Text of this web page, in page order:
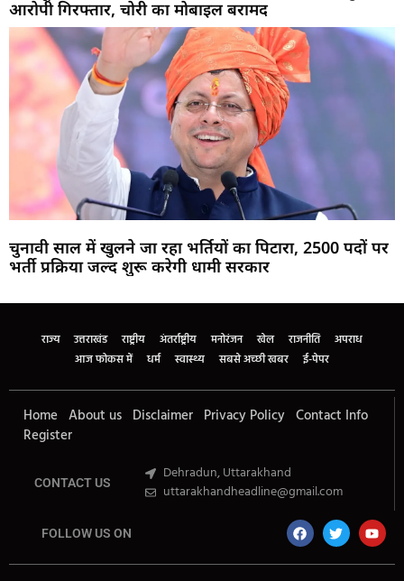
आरोपी गिरफ्तार, चोरी का मोबाइल बरामद
चुनावी साल में खुलने जा रहा भर्तियों का पिटारा, 2500 पदों पर
भर्ती प्रक्रिया जल्द शुरू करेगी धामी सरकार
राज्य उत्तराखंड राष्ट्रीय अंतर्राष्ट्रीय मनोरंजन खेल राजनीति
अपराध
आज फोकस में
धर्म स्वास्थ्य सबसे अच्छी खबर ई-पेपर
Home About us Disclaimer Privacy Policy Contact Info
Register
CONTACT US
Dehradun, Uttarakhand
uttarakhandheadline@gmail.com
FOLLOW US ON